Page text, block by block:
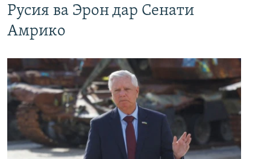
Русия ва Эрон дар Сенати
Амрико